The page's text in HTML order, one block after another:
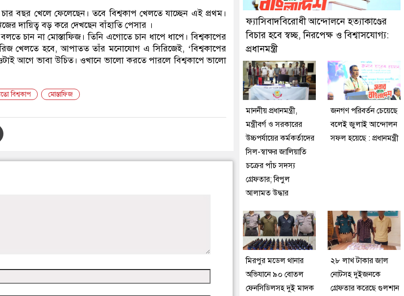
ডাকাতির প্রস্তুতিকালে দুইজনকে গ্রেফতার করেছে মিরপুর মডেল থানা পুলিশ
বছর খেলে ফেলেছেন। তবে বিশ্বকাপ খেলতে যাচ্ছেন এই প্রথম।
দায়িত্ব বড় করে দেখছেন বাঁহাতি পেসার ।
চান না মোস্তাফিজ। তিনি এগোতে চান ধাপে ধাপে। বিশ্বকাপের
খেলতে হবে, আপাতত তাঁর মনোযোগ এ সিরিজেই, ‘বিশ্বকাপের
আগে ভাবা উচিত। ওখানে ভালো করতে পারলে বিশ্বকাপে ভালো
বিশ্বকাপ মোস্তাফিজ
ফ্যাসিবাদবিরোধী আন্দোলনে হত্যাকাণ্ডের
বিচার হবে স্বচ্ছ, নিরপেক্ষ ও বিশ্বাসযোগ্য:
প্রধানমন্ত্রী
মাননীয় প্রধানমন্ত্রী,
মন্ত্রীবর্গ ও সরকারের
উচ্চপর্যায়ের কর্মকর্তাদের
সিল-স্বাক্ষর জালিয়াতি
চক্রের পাঁচ সদস্য
গ্রেফতার; বিপুল
আলামত উদ্ধার
জনগণ পরিবর্তন চেয়েছে
বলেই জুলাই আন্দোলন
সফল হয়েছে : প্রধানমন্ত্রী
মিরপুর মডেল থানার
অভিযানে ৯০ বোতল
ফেনসিডিলসহ দুই মাদক
২৮ লাখ টাকার জাল
নোটসহ দুইজনকে
গ্রেফতার করেছে গুলশান